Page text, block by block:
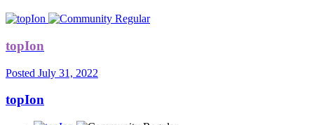
topIon
Posted July 31, 2022
topIon